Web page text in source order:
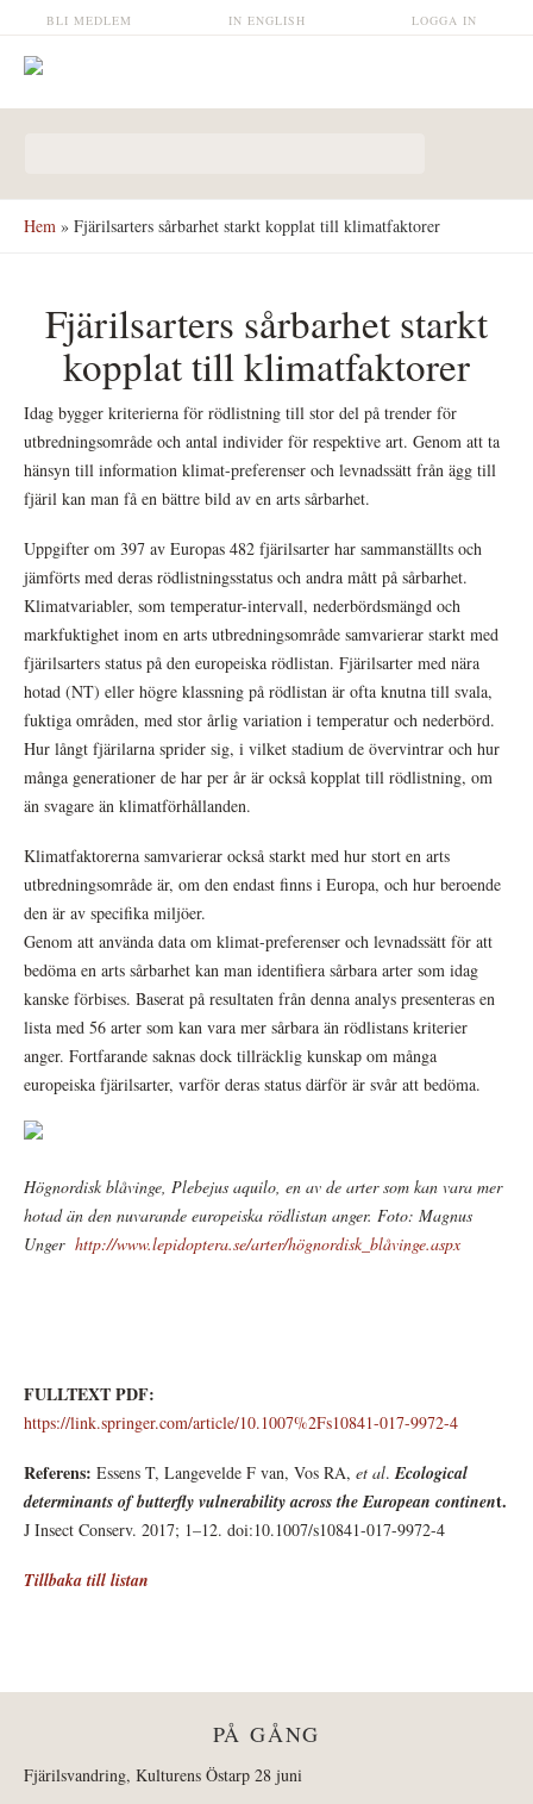
Hoppa till huvudinnehåll LOGGA IN
IN ENGLISH
BLI MEDLEM
Hem » Fjärilsarters sårbarhet starkt kopplat till klimatfaktorer
Fjärilsarters sårbarhet starkt
kopplat till klimatfaktorer
Idag bygger kriterierna för rödlistning till stor del på trender för
utbredningsområde och antal individer för respektive art. Genom att ta
hänsyn till information klimat-preferenser och levnadssätt från ägg till
fjäril kan man få en bättre bild av en arts sårbarhet.
Uppgifter om 397 av Europas 482 fjärilsarter har sammanställts och
jämförts med deras rödlistningsstatus och andra mått på sårbarhet.
Klimatvariabler, som temperatur-intervall, nederbördsmängd och
markfuktighet inom en arts utbredningsområde samvarierar starkt med
fjärilsarters status på den europeiska rödlistan. Fjärilsarter med nära
hotad (NT) eller högre klassning på rödlistan är ofta knutna till svala,
fuktiga områden, med stor årlig variation i temperatur och nederbörd.
Hur långt fjärilarna sprider sig, i vilket stadium de övervintrar och hur
många generationer de har per år är också kopplat till rödlistning, om
än svagare än klimatförhållanden.
Klimatfaktorerna samvarierar också starkt med hur stort en arts
utbredningsområde är, om den endast finns i Europa, och hur beroende
den är av specifika miljöer.
Genom att använda data om klimat-preferenser och levnadssätt för att
bedöma en arts sårbarhet kan man identifiera sårbara arter som idag
kanske förbises. Baserat på resultaten från denna analys presenteras en
lista med 56 arter som kan vara mer sårbara än rödlistans kriterier
anger. Fortfarande saknas dock tillräcklig kunskap om många
europeiska fjärilsarter, varför deras status därför är svår att bedöma.
Högnordisk blåvinge, Plebejus aquilo, en av de arter som kan vara mer
hotad än den nuvarande europeiska rödlistan anger. Foto: Magnus
Unger http://www.lepidoptera.se/arter/högnordisk_blåvinge.aspx
FULLTEXT PDF:
https://link.springer.com/article/10.1007%2Fs10841-017-9972-4
Referens: Essens T, Langevelde F van, Vos RA, et al.Ecological
determinants of butterfly vulnerability across the European continent.
J Insect Conserv. 2017; 1–12. doi:10.1007/s10841-017-9972-4
Tillbaka till listan
PÅ GÅNG
Fjärilsvandring, Kulturens Östarp 28 juni